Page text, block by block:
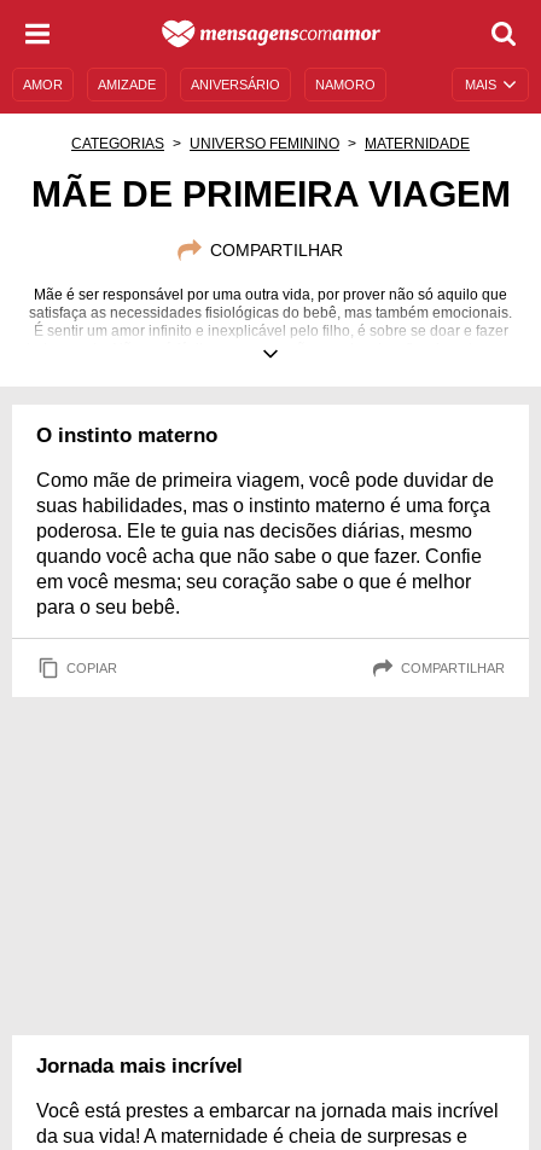
MAIS
AMOR AMIZADE ANIVERSÁRIO NAMORO
UNIVERSO FEMININO
CATEGORIAS UNIVERSO FEMININO MATERNIDADE
MÃE DE PRIMEIRA VIAGEM
COMPARTILHAR
Mãe é ser responsável por uma outra vida, por prover não só aquilo que
satisfaça as necessidades fisiológicas do bebê, mas também emocionais.
É sentir um amor infinito e inexplicável pelo filho, é sobre se doar e fazer
tudo por ele. Não será fácil, porque ser mãe envolve desafios, incertezas e
transborda para o mundo. Reflita, alegre-se e aproveite esse momento
O instinto materno
Como mãe de primeira viagem, você pode duvidar de
suas habilidades, mas o instinto materno é uma força
poderosa. Ele te guia nas decisões diárias, mesmo
quando você acha que não sabe o que fazer. Confie
em você mesma; seu coração sabe o que é melhor
para o seu bebê.
COPIAR COMPARTILHAR
Jornada mais incrível
Você está prestes a embarcar na jornada mais incrível
da sua vida! A maternidade é cheia de surpresas e